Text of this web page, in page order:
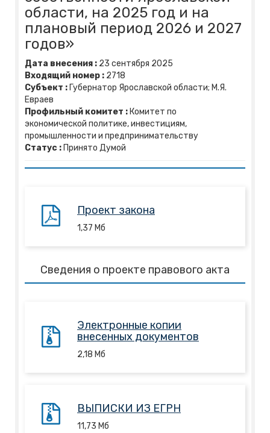
области, на 2025 год и на
плановый период 2026 и 2027
годов»
Дата внесения : 23 сентября 2025
Входящий номер : 2718
Субъект : Губернатор Ярославской области; М.Я.
Евраев
Профильный комитет : Комитет по
экономической политике, инвестициям,
промышленности и предпринимательству
Статус : Принято Думой
Проект закона
1,37 Mб
Сведения о проекте правового акта
Электронные копии
внесенных документов
2,18 Mб
ВЫПИСКИ ИЗ ЕГРН
11,73 Mб